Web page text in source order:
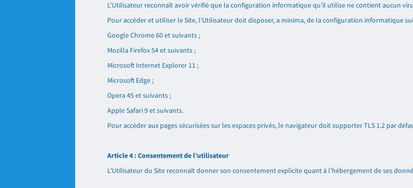
L'Utilisateur reconnaît avoir vérifié que la configuration informatique qu’il utilise ne contient aucun
Pour accéder et utiliser le Site, l’Utilisateur doit disposer, a minima, de la configuration informatique
Google Chrome 60 et suivants ;
Mozilla Firefox 54 et suivants ;
Microsoft Internet Explorer 11 ;
Microsoft Edge ;
Opera 45 et suivants ;
Apple Safari 9 et suivants.
Pour accéder aux pages sécurisées sur les espaces privés, le navigateur doit supporter TLS 1.2 par
Article 4 : Consentement de l’utilisateur
L’Utilisateur du Site reconnaît donner son consentement explicite quant à l’hébergement de ses